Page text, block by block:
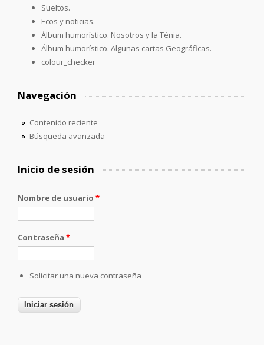
Sueltos.
Ecos y noticias.
Álbum humorístico. Nosotros y la Ténia.
Álbum humorístico. Algunas cartas Geográficas.
colour_checker
Navegación
Contenido reciente
Búsqueda avanzada
Inicio de sesión
Nombre de usuario *
Contraseña *
Solicitar una nueva contraseña